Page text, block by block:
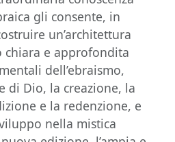
gli consente, in
un’architettura
e approfondita
dell’ebraismo,
di Dio, la creazione, la
e la redenzione, e
nella mistica